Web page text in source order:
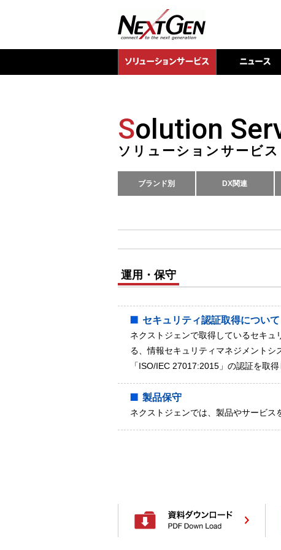
Solution
ソリューションサービス
ブランド別 DX関連
運用・保守
セキュリティ認証取得について
ネクストジェンで取得しているセキ
る、情報セキュリティマネジメント
「ISO/IEC 27017:2015」の認証を取得
製品保守
ネクストジェンでは、製品やサービス